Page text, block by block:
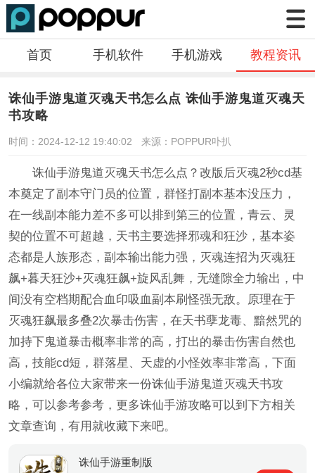
首页 手机软件 手机游戏 教程资讯
诛仙手游鬼道灭魂天书怎么点 诛仙手游鬼道灭魂天
书攻略
时间：2024-12-12 19:40:02 来源：POPPUR卟扒
诛仙手游鬼道灭魂天书怎么点？改版后灭魂2秒cd基
本奠定了副本守门员的位置，群怪打副本基本没压力，
在一线副本能力差不多可以排到第三的位置，青云、灵
契的位置不可超越，天书主要选择邪魂和狂沙，基本姿
态都是人族形态，副本输出能力强，灭魂连招为灭魂狂
飙+暮天狂沙+灭魂狂飙+旋风乱舞，无缝隙全力输出，中
间没有空档期配合血印吸血副本刷怪强无敌。原理在于
灭魂狂飙最多叠2次暴击伤害，在天书孽龙毒、黯然咒的
加持下鬼道暴击概率非常的高，打出的暴击伤害自然也
高，技能cd短，群落星、天虚的小怪效率非常高，下面
小编就给各位大家带来一份诛仙手游鬼道灭魂天书攻
略，可以参考参考，更多诛仙手游攻略可以到下方相关
文章查询，有用就收藏下来吧。
诛仙手游重制版